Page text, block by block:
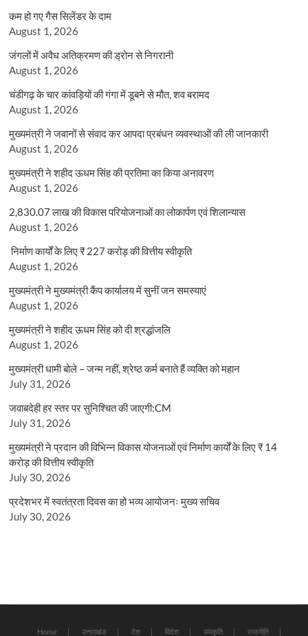
कम हो गए गैस सिलेंडर के दाम
August 1, 2026
जंगलों में अवैध अतिक्रमण की ड्रोन से निगरानी
August 1, 2026
चंडीगढ़ के चार कांवड़ियों की गंगा में डूबने से मौत, शव बरामद
August 1, 2026
मुख्यमंत्री ने जवानों से संवाद कर आपदा प्रबंधन व्यवस्थाओं की ली जानकारी
August 1, 2026
मुख्यमंत्री ने शहीद ऊधम सिंह की प्रतिमा का किया अनावरण
August 1, 2026
2,830.07 लाख की विकास परियोजनाओं का लोकार्पण एवं शिलान्यास
August 1, 2026
निर्माण कार्यों के लिए ₹ 227 करोड़ की वित्तीय स्वीकृति
August 1, 2026
मुख्यमंत्री ने मुख्यमंत्री कैंप कार्यालय में सुनीं जन समस्याएं
August 1, 2026
मुख्यमंत्री ने शहीद ऊधम सिंह को दी श्रद्धांजलि
August 1, 2026
मुख्यमंत्री धामी बोले – जन्म नहीं, श्रेष्ठ कर्म बनाते हैं व्यक्ति को महान
July 31, 2026
जवाबदेही हर स्तर पर सुनिश्चित की जाएगी:CM
July 31, 2026
मुख्यमंत्री ने प्रदान की विभिन्न विकास योजनाओं एवं निर्माण कार्यों के लिए ₹ 14
करोड़ की वित्तीय स्वीकृति
July 30, 2026
प्रदेशभर में स्वतंत्रता दिवस का हो भव्य आयोजनः मुख्य सचिव
July 30, 2026
Home उत्तराखंड देश विदेश संस्कृति राजनीति